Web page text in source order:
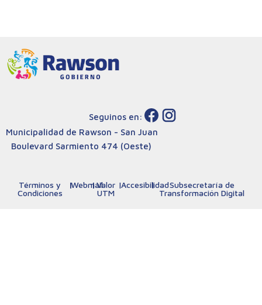
Seguinos en:
Municipalidad de Rawson - San Juan
Boulevard Sarmiento 474 (Oeste)
Términos y
Condiciones
|Webmail
|Valor
UTM
|Accesibilidad
|
Subsecretaría de
Transformación Digital